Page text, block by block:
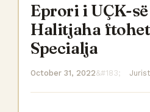
Eprori i UÇK-
Halitjaha
Specialja
October 31, 2022